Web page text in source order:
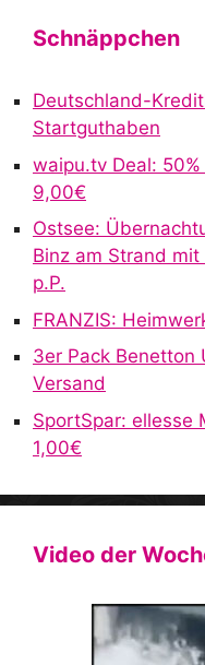
n
t
Schnäppchen
Deutschland-
Startguthaben
waipu.tv Deal:
9,00€
Ostsee:
Binz am Strand
p.P.
FRANZIS:
3er Pack
Versand
SportSpar: ellesse
1,00€
Video der